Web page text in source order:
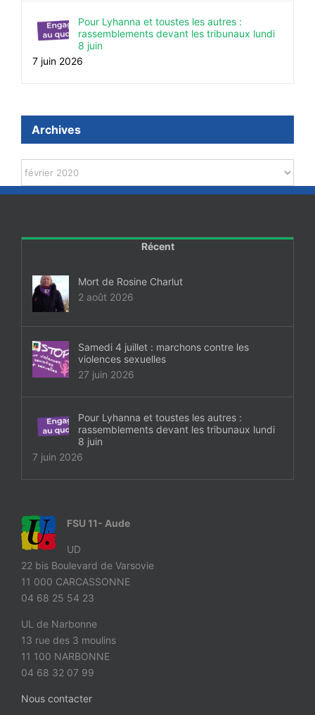
Pour Lyhanna et toustes les autres :
rassemblements devant les tribunaux lundi
8 juin
7 juin 2026
Archives
Archives
Récent
Mort de Rosine Charlut
2 août 2026
Samedi 4 juillet : marchons contre les
violences sexuelles
27 juin 2026
Pour Lyhanna et toustes les autres :
rassemblements devant les tribunaux lundi
8 juin
7 juin 2026
FSU 11- Aude
UD
22 bis Boulevard de Varsovie
11 000 CARCASSONNE
04 68 25 54 23
UL de Narbonne
13 rue des 3 moulins
11 100 NARBONNE
04 68 32 07 99
Nous contacter